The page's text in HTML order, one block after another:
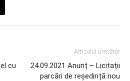
cu
Articolul următor
24.09.2021 Anunț – Licitații
parcări de reședință nou